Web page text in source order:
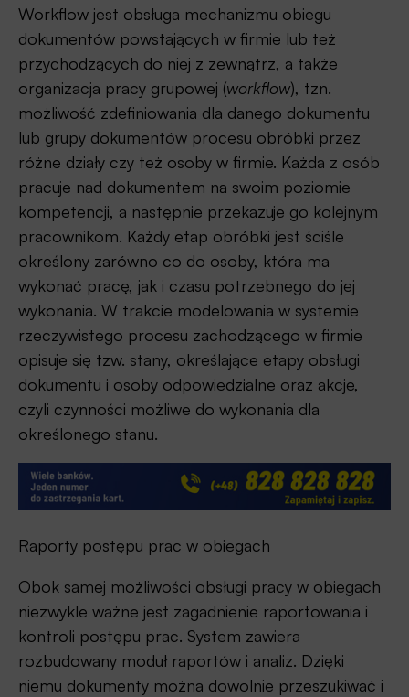
Workflow jest obsługa mechanizmu obiegu
dokumentów powstających w firmie lub też
przychodzących do niej z zewnątrz, a także
organizacja pracy grupowej (workflow), tzn.
możliwość zdefiniowania dla danego dokumentu
lub grupy dokumentów procesu obróbki przez
różne działy czy też osoby w firmie. Każda z osób
pracuje nad dokumentem na swoim poziomie
kompetencji, a następnie przekazuje go kolejnym
pracownikom. Każdy etap obróbki jest ściśle
określony zarówno co do osoby, która ma
wykonać pracę, jak i czasu potrzebnego do jej
wykonania. W trakcie modelowania w systemie
rzeczywistego procesu zachodzącego w firmie
opisuje się tzw. stany, określające etapy obsługi
dokumentu i osoby odpowiedzialne oraz akcje,
czyli czynności możliwe do wykonania dla
określonego stanu.
Raporty postępu prac w obiegach
Obok samej możliwości obsługi pracy w obiegach
niezwykle ważne jest zagadnienie raportowania i
kontroli postępu prac. System zawiera
rozbudowany moduł raportów i analiz. Dzięki
niemu dokumenty można dowolnie przeszukiwać i